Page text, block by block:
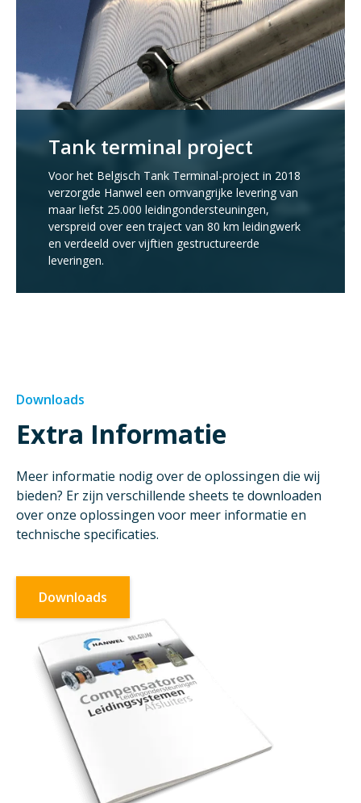
Tank terminal project
Voor het Belgisch Tank Terminal-project in 2018
verzorgde Hanwel een omvangrijke levering van
maar liefst 25.000 leidingondersteuningen,
verspreid over een traject van 80 km leidingwerk
en verdeeld over vijftien gestructureerde
leveringen.
Downloads
Extra Informatie
Meer informatie nodig over de oplossingen die wij
bieden? Er zijn verschillende sheets te downloaden
over onze oplossingen voor meer informatie en
technische specificaties.
Downloads